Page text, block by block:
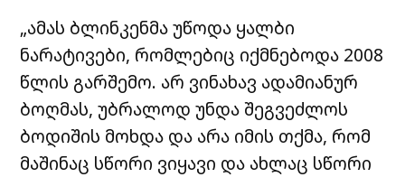
„ამას ბლინკენმა უწოდა ყალბი
ნარატივები, რომლებიც იქმნებოდა 2008
წლის გარშემო. არ ვინახავ ადამიანურ
ბოღმას, უბრალოდ უნდა შეგვეძლოს
ბოდიშის მოხდა და არა იმის თქმა, რომ
მაშინაც სწორი ვიყავი და ახლაც სწორი